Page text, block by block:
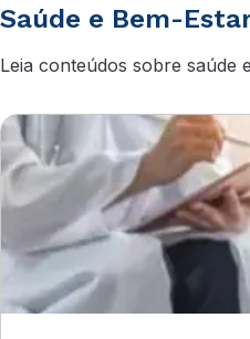
Saúde e Bem-
Leia conteúdos sobre saúde